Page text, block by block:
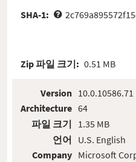
SHA-1:
Zip 파일 크기: 0.51 MB
Version
Architecture
파일 크기
언어
Company
10.0.10586.71
64
1.35 MB
U.S. English
Microsoft